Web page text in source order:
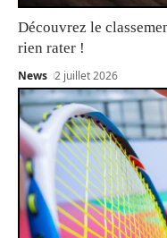
Découvrez le
rien rater !
News 2 juillet 2026